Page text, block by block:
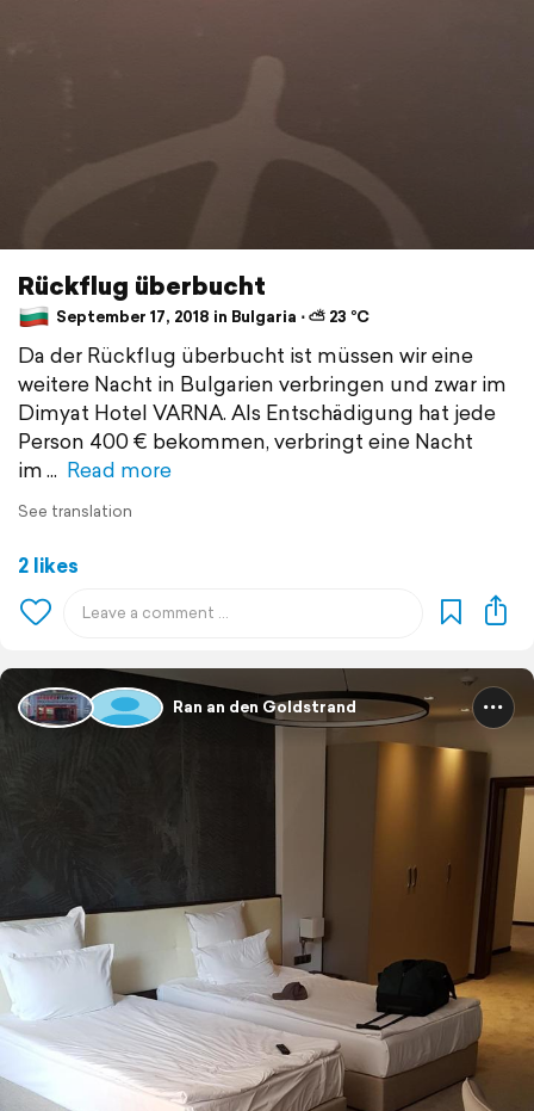
Rückflug überbucht
September 17, 2018 in Bulgaria ⋅ ⛅ 23 °C
Da der Rückflug überbucht ist müssen wir eine
weitere Nacht in Bulgarien verbringen und zwar im
Dimyat Hotel VARNA. Als Entschädigung hat jede
Person 400 € bekommen, verbringt eine Nacht
im
Read more
See translation
2 likes
Ran an den Goldstrand